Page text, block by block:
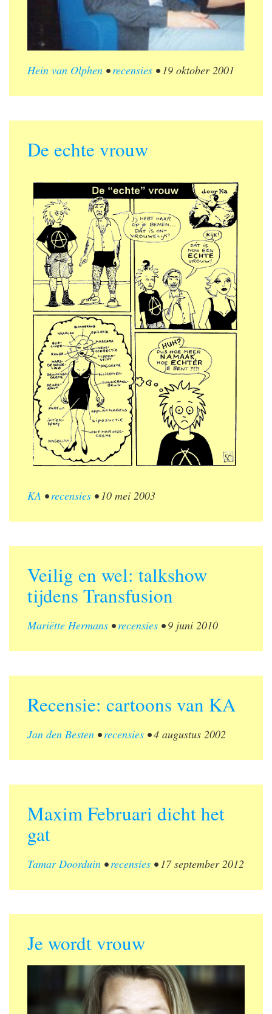
Hein van Olphen •recensies •19 oktober 2001
De echte vrouw
KA •recensies • 10 mei 2003
Veilig en wel: talkshow
tijdens Transfusion
Mariëtte Hermans •recensies •9 juni 2010
Recensie: cartoons van KA
Jan den Besten •recensies •4 augustus 2002
Maxim Februari dicht het
gat
Tamar Doorduin •recensies • 17 september 2012
Je wordt vrouw